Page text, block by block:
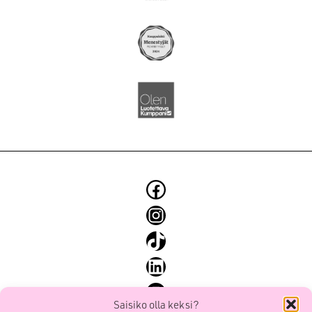
Saisiko olla keksi?
SMOYTALK
Brändi ja identiteetti
Digitaaliset ratkaisut
Konseptit ja kampanjat
Sisällöntuotanto ja some
Yhteiskunnallinen markkinointi
Facebook
Instagram
TikTok
LinkedIn
YouTube